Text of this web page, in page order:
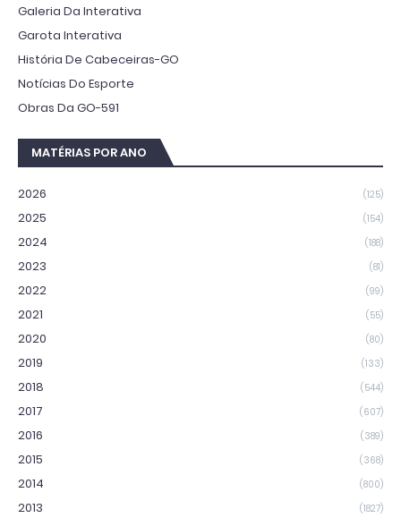
Galeria Da Interativa
Garota Interativa
História De Cabeceiras-GO
Notícias Do Esporte
Obras Da GO-591
MATÉRIAS POR ANO
2026 (125)
2025 (154)
2024 (188)
2023 (81)
2022 (99)
2021 (55)
2020 (80)
2019 (133)
2018 (544)
2017 (607)
2016 (389)
2015 (368)
2014 (800)
2013 (1827)